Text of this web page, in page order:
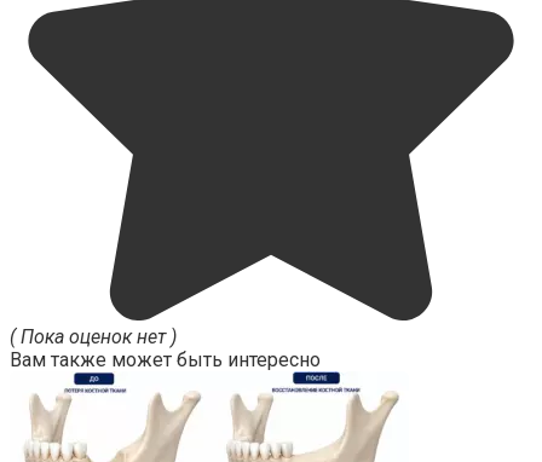
( Пока оценок нет )
Вам также может быть интересно